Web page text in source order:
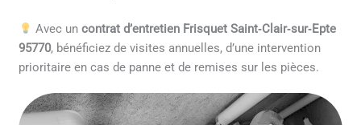
Avec un contrat d’entretien Frisquet Saint‑Clair‑sur‑Epte
95770, bénéficiez de visites annuelles, d’une intervention
prioritaire en cas de panne et de remises sur les pièces.